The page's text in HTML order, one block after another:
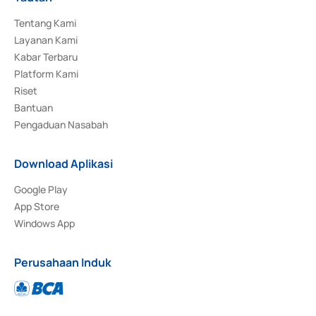
Tentang Kami
Layanan Kami
Kabar Terbaru
Platform Kami
Riset
Bantuan
Pengaduan Nasabah
Download Aplikasi
Google Play
App Store
Windows App
Perusahaan Induk